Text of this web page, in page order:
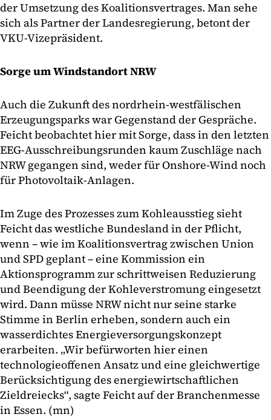
der Umsetzung des Koalitionsvertrages. Man sehe
sich als Partner der Landesregierung, betont der
VKU-Vizepräsident.
Sorge um Windstandort NRW
Auch die Zukunft des nordrhein-westfälischen
Erzeugungsparks war Gegenstand der Gespräche.
Feicht beobachtet hier mit Sorge, dass in den letzten
EEG-Ausschreibungsrunden kaum Zuschläge nach
NRW gegangen sind, weder für Onshore-Wind noch
für Photovoltaik-Anlagen.
Im Zuge des Prozesses zum Kohleausstieg sieht
Feicht das westliche Bundesland in der Pflicht,
wenn – wie im Koalitionsvertrag zwischen Union
und SPD geplant – eine Kommission ein
Aktionsprogramm zur schrittweisen Reduzierung
und Beendigung der Kohleverstromung eingesetzt
wird. Dann müsse NRW nicht nur seine starke
Stimme in Berlin erheben, sondern auch ein
wasserdichtes Energieversorgungskonzept
erarbeiten. „Wir befürworten hier einen
technologieoffenen Ansatz und eine gleichwertige
Berücksichtigung des energiewirtschaftlichen
Zieldreiecks“, sagte Feicht auf der Branchenmesse
in Essen. (mn)